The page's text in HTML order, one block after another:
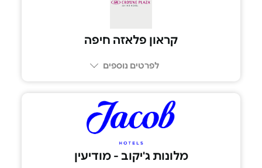
קראון פלאזה חיפה
לפרטים נוספים
מלונות ג'יקוב - מודיעין